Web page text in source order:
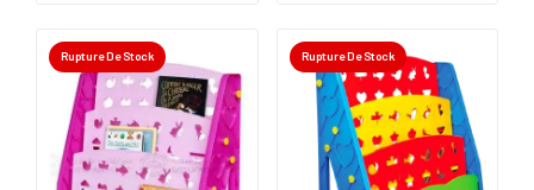
Rupture De Stock Rupture De Stock